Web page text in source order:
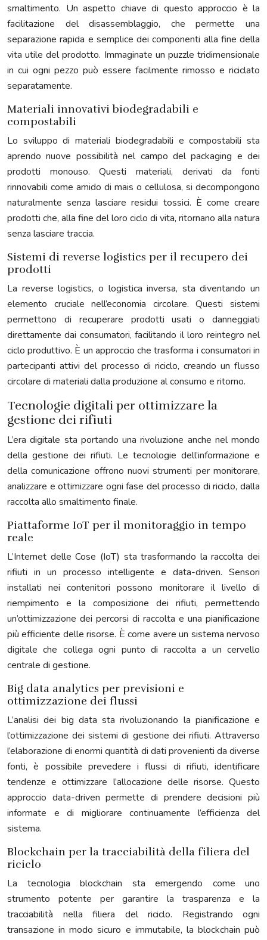
smaltimento. Un aspetto chiave di questo approccio è la
facilitazione del disassemblaggio, che permette una
separazione rapida e semplice dei componenti alla fine della
vita utile del prodotto. Immaginate un puzzle tridimensionale
in cui ogni pezzo può essere facilmente rimosso e riciclato
separatamente.
Materiali innovativi biodegradabili e
compostabili
Lo sviluppo di materiali biodegradabili e compostabili sta
aprendo nuove possibilità nel campo del packaging e dei
prodotti monouso. Questi materiali, derivati da fonti
rinnovabili come amido di mais o cellulosa, si decompongono
naturalmente senza lasciare residui tossici. È come creare
prodotti che, alla fine del loro ciclo di vita, ritornano alla natura
senza lasciare traccia.
Sistemi di reverse logistics per il recupero dei
prodotti
La reverse logistics, o logistica inversa, sta diventando un
elemento cruciale nell’economia circolare. Questi sistemi
permettono di recuperare prodotti usati o danneggiati
direttamente dai consumatori, facilitando il loro reintegro nel
ciclo produttivo. È un approccio che trasforma i consumatori in
partecipanti attivi del processo di riciclo, creando un flusso
circolare di materiali dalla produzione al consumo e ritorno.
Tecnologie digitali per ottimizzare la
gestione dei rifiuti
L’era digitale sta portando una rivoluzione anche nel mondo
della gestione dei rifiuti. Le tecnologie dell’informazione e
della comunicazione offrono nuovi strumenti per monitorare,
analizzare e ottimizzare ogni fase del processo di riciclo, dalla
raccolta allo smaltimento finale.
Piattaforme IoT per il monitoraggio in tempo
reale
L’Internet delle Cose (IoT) sta trasformando la raccolta dei
rifiuti in un processo intelligente e data-driven. Sensori
installati nei contenitori possono monitorare il livello di
riempimento e la composizione dei rifiuti, permettendo
un’ottimizzazione dei percorsi di raccolta e una pianificazione
più efficiente delle risorse. È come avere un sistema nervoso
digitale che collega ogni punto di raccolta a un cervello
centrale di gestione.
Big data analytics per previsioni e
ottimizzazione dei flussi
L’analisi dei big data sta rivoluzionando la pianificazione e
l’ottimizzazione dei sistemi di gestione dei rifiuti. Attraverso
l’elaborazione di enormi quantità di dati provenienti da diverse
fonti, è possibile prevedere i flussi di rifiuti, identificare
tendenze e ottimizzare l’allocazione delle risorse. Questo
approccio data-driven permette di prendere decisioni più
informate e di migliorare continuamente l’efficienza del
sistema.
Blockchain per la tracciabilità della filiera del
riciclo
La tecnologia blockchain sta emergendo come uno
strumento potente per garantire la trasparenza e la
tracciabilità nella filiera del riciclo. Registrando ogni
transazione in modo sicuro e immutabile, la blockchain può